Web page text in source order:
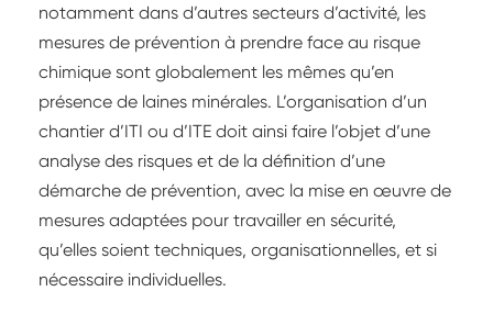
notamment dans d’autres secteurs d’activité, les
mesures de prévention à prendre face au risque
chimique sont globalement les mêmes qu’en
présence de laines minérales. L’organisation d’un
chantier d’ITI ou d’ITE doit ainsi faire l’objet d’une
analyse des risques et de la définition d’une
démarche de prévention, avec la mise en œuvre de
mesures adaptées pour travailler en sécurité,
qu’elles soient techniques, organisationnelles, et si
nécessaire individuelles.